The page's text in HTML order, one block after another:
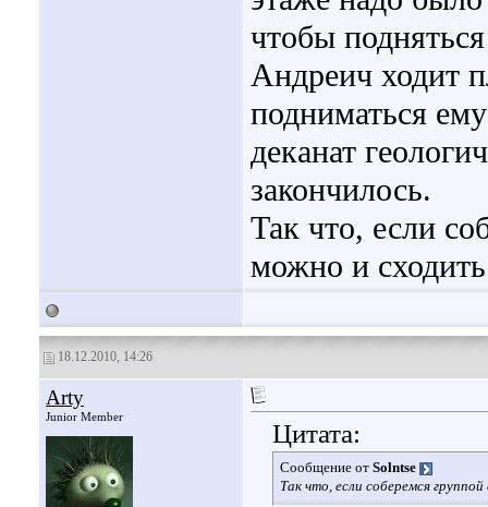
чтобы
Андреич ходит
подниматься
деканат
закончилось.
Так что, если
можно и
18.12.2010, 14:26
Arty
Junior Member
Цитата:
Сообщение от Solntse
Так что, если соберемся